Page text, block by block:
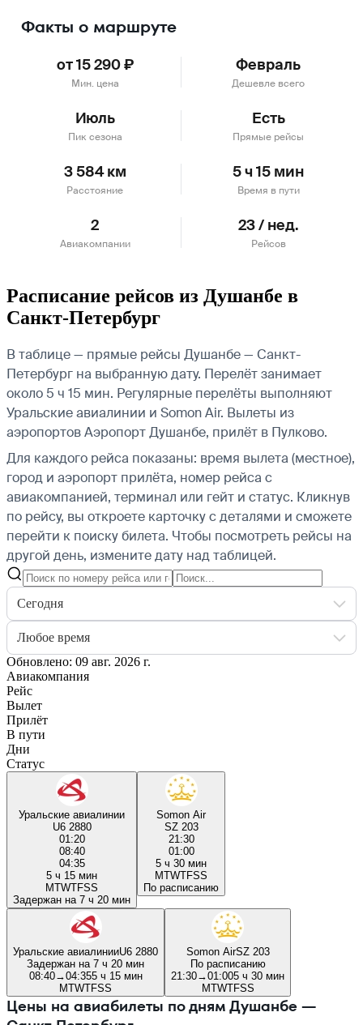
Факты о маршруте
от 15 290 ₽
Мин. цена
Февраль
Дешевле всего
Июль
Пик сезона
Есть
Прямые рейсы
3 584 км
Расстояние
5 ч 15 мин
Время в пути
2
Авиакомпании
23 / нед.
Рейсов
Расписание рейсов из Душанбе в
Санкт-Петербург
В таблице — прямые рейсы Душанбе — Санкт-
Петербург на выбранную дату. Перелёт занимает
около 5 ч 15 мин. Регулярные перелёты выполняют
Уральские авиалинии и Somon Air. Вылеты из
аэропортов Аэропорт Душанбе, прилёт в Пулково.
Для каждого рейса показаны: время вылета (местное),
город и аэропорт прилёта, номер рейса с
авиакомпанией, терминал или гейт и статус. Кликнув
по рейсу, вы откроете карточку с деталями и сможете
перейти к поиску билета. Чтобы посмотреть рейсы на
другой день, измените дату над таблицей.
Сегодня
Любое время
Обновлено: 09 авг. 2026 г.
Авиакомпания
Рейс
Вылет
Прилёт
В пути
Дни
Статус
Уральские авиалинии
U6 2880
01:20
08:40
04:35
5 ч 15 мин
MTWTFSS
Задержан на 7 ч 20 мин
Somon Air
SZ 203
21:30
01:00
5 ч 30 мин
MTWTFSS
По расписанию
Уральские авиалинииU6 2880
Задержан на 7 ч 20 мин
08:40→04:355 ч 15 мин
MTWTFSS
Somon AirSZ 203
По расписанию
21:30→01:005 ч 30 мин
MTWTFSS
Цены на авиабилеты по дням Душанбе —